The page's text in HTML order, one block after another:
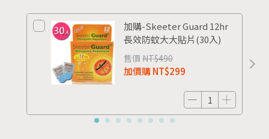
加購-Skeeter Guard 12hr
長效防蚊大大貼片(30入)
售價 NT$490
加價購NT$299